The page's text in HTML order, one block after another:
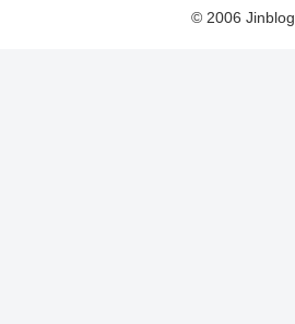
© 2006 Jinblog.